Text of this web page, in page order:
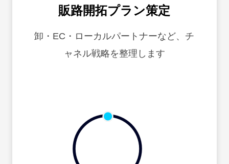
販路開拓プラン策定
卸・EC・ローカルパートナーなど、チ
ャネル戦略を整理します